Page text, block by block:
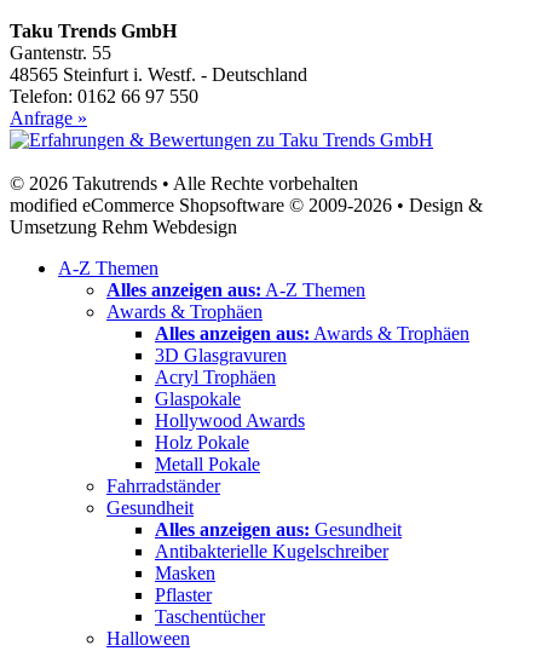
Taku Trends GmbH
Gantenstr. 55
48565 Steinfurt i. Westf. - Deutschland
Telefon: 0162 66 97 550
Anfrage »
© 2026 Takutrends • Alle Rechte vorbehalten
modified eCommerce Shopsoftware © 2009-2026 • Design &
Umsetzung Rehm Webdesign
A-Z Themen
Alles anzeigen aus: A-Z Themen
Awards & Trophäen
Alles anzeigen aus: Awards & Trophäen
3D Glasgravuren
Acryl Trophäen
Glaspokale
Hollywood Awards
Holz Pokale
Metall Pokale
Fahrradständer
Gesundheit
Alles anzeigen aus: Gesundheit
Antibakterielle Kugelschreiber
Masken
Pflaster
Taschentücher
Halloween